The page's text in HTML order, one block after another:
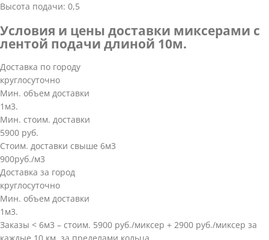
Высота подачи: 0,5
Условия и цены доставки миксерами с
лентой подачи длиной 10м.
Доставка по городу
круглосуточно
Мин. объем доставки
1м3.
Мин. стоим. доставки
5900 руб.
Стоим. доставки свыше 6м3
900руб./м3
Доставка за город
круглосуточно
Мин. объем доставки
1м3.
Заказы < 6м3 – стоим. 5900 руб./миксер + 2900 руб./миксер за